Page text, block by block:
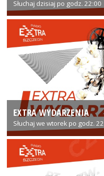
Słuchaj dzisiaj po godz. 22:00
EXTRA WYDARZENIA
Słuchaj we wtorek po godz.